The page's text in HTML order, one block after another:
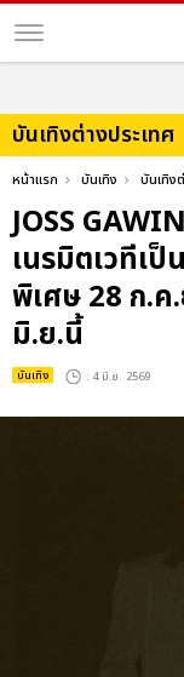
บันเทิงต่างประเทศ
หน้าแรก บันเทิง บันเทิง
JOSS
เนรมิตเวทีเ
พิเศษ 28 ก.
มิ.ย.นี้
บันเทิง : 4 มิ.ย. 2569